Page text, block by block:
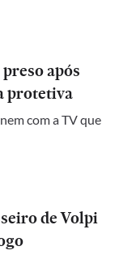
após
protetiva
com a TV que
de Volpi